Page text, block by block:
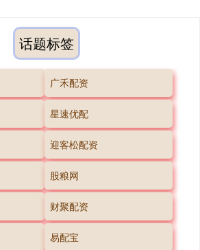
话题标签
广禾配资
星速优配
迎客松配资
股粮网
财聚配资
易配宝